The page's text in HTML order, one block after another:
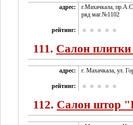
адрес:
г.Махачкала,
ряд маг.№1102
рейтинг:
111. Салон
адрес: г. Махачкала, ул.
рейтинг:
112. Салон штор